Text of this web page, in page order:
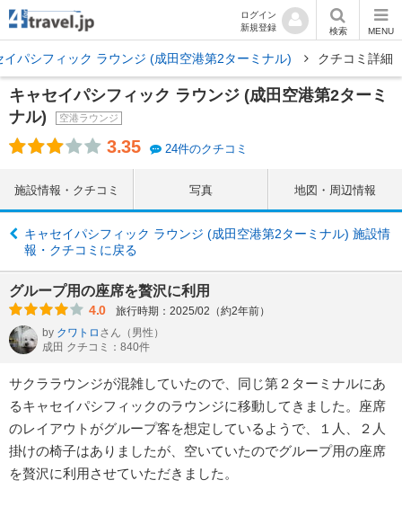
ログイン
新規登録
検索 MENU
イパシフィック ラウンジ (成田空港第2ターミナル) クチコミ詳細
キャセイパシフィック ラウンジ (成田空港第2ターミ
ナル)
空港ラウンジ
3.35 24件のクチコミ
施設情報・クチコミ 写真 地図・周辺情報
キャセイパシフィック ラウンジ (成田空港第2ターミナル) 施設情
報・クチコミに戻る
グループ用の座席を贅沢に利用
4.0
旅行時期：2025/02（約2年前）
by クワトロ さん （男性）
成田 クチコミ：840件
サクララウンジが混雑していたので、同じ第２ターミナルにあ
るキャセイパシフィックのラウンジに移動してきました。座席
のレイアウトがグループ客を想定しているようで、１人、２人
掛けの椅子はありましたが、空いていたのでグループ用の座席
を贅沢に利用させていただきました。